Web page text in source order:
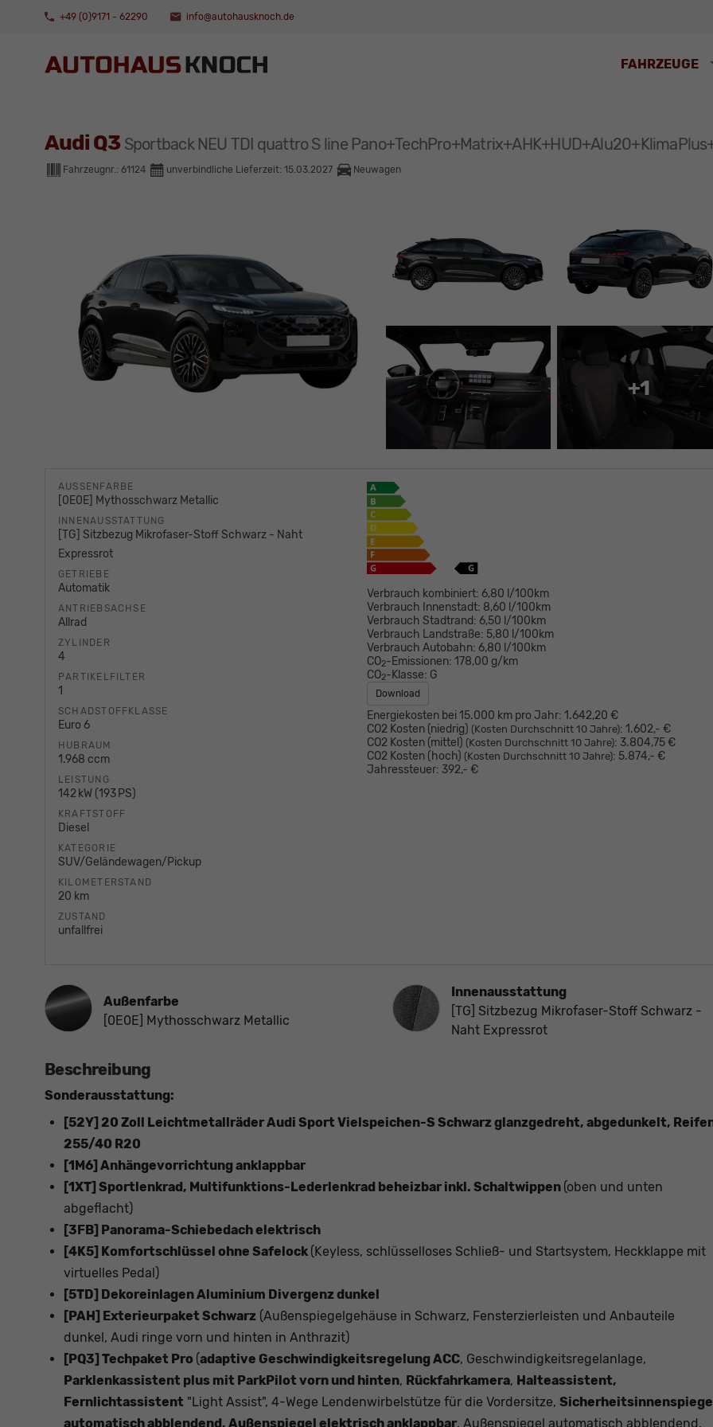
+49 (0)9171 - 62290 info@autohausknoch.de
FAHRZEUGE
Audi Q3 Sportback NEU TDI quattro S line
Fahrzeugnr.: 61124 unverbindliche Lieferzeit: 15.03.2027 Neuwagen
+1
AUSSENFARBE
[0E0E] Mythosschwarz Metallic
INNENAUSSTATTUNG
[TG] Sitzbezug Mikrofaser-Stoff Schwarz - Naht
Expressrot
GETRIEBE
Automatik
ANTRIEBSACHSE
Allrad
ZYLINDER
4
PARTIKELFILTER
1
SCHADSTOFFKLASSE
Euro 6
HUBRAUM
1.968 ccm
LEISTUNG
142 kW (193 PS)
KRAFTSTOFF
Diesel
KATEGORIE
SUV/Geländewagen/Pickup
KILOMETERSTAND
20 km
ZUSTAND
unfallfrei
Verbrauch kombiniert: 6,80 l/100km
Verbrauch Innenstadt: 8,60 l/100km
Verbrauch Stadtrand: 6,50 l/100km
Verbrauch Landstraße: 5,80 l/100km
Verbrauch Autobahn: 6,80 l/100km
CO2-Emissionen: 178,00 g/km
CO2-Klasse: G
Download
Energiekosten bei 15.000 km pro Jahr: 1.642,20 €
CO2 Kosten (niedrig) (Kosten Durchschnitt 10 Jahre): 1.602,- €
CO2 Kosten (mittel) (Kosten Durchschnitt 10 Jahre): 3.804,75 €
CO2 Kosten (hoch) (Kosten Durchschnitt 10 Jahre): 5.874,- €
Jahressteuer: 392,- €
Außenfarbe
[0E0E] Mythosschwarz Metallic
InnenausstattungInnenausstattung
[TG] Sitzbezug Mikrofaser-Stoff Schwarz -
Naht Expressrot
Beschreibung
Sonderausstattung:
[52Y] 20 Zoll Leichtmetallräder Audi Sport Vielspeichen-S Schwarz glanzgedreht, abgedunkelt,
255/40 R20
[1M6] Anhängevorrichtung anklappbar
[1XT] Sportlenkrad, Multifunktions-Lederlenkrad beheizbar inkl. Schaltwippen (oben und unten
abgeflacht)
[3FB] Panorama-Schiebedach elektrisch
[4K5] Komfortschlüssel ohne Safelock (Keyless, schlüsselloses Schließ- und Startsystem, Heckklappe mit
virtuelles Pedal)
[5TD] Dekoreinlagen Aluminium Divergenz dunkel
[PAH] Exterieurpaket Schwarz (Außenspiegelgehäuse in Schwarz, Fensterzierleisten und Anbauteile
dunkel, Audi ringe vorn und hinten in Anthrazit)
[PQ3] Techpaket Pro (adaptive Geschwindigkeitsregelung ACC, Geschwindigkeitsregelanlage,
Parklenkassistent plus mit ParkPilot vorn und hinten, Rückfahrkamera, Halteassistent,
Fernlichtassistent "Light Assist", 4-Wege Lendenwirbelstütze für die Vordersitze,
automatisch abblendend, Außenspiegel elektrisch anklappbar, Außenspiegel automatisch abblendend,